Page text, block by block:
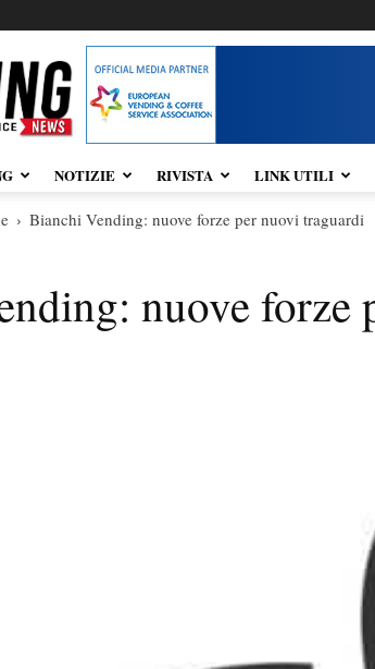
NOTIZIE RIVISTA LINK UTILI
Bianchi Vending: nuove forze per nuovi traguardi
nuove forze